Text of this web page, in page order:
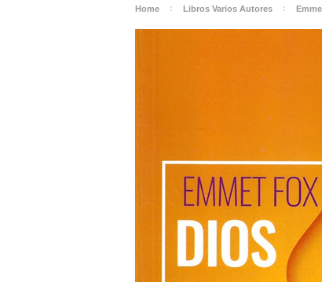
Home Libros Varios Autores